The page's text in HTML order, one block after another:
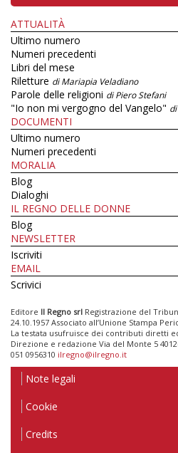
ATTUALITÀ
Ultimo numero
Numeri precedenti
Libri del mese
Riletture di Mariapia Veladiano
Parole delle religioni di Piero Stefani
"Io non mi vergogno del Vangelo"
DOCUMENTI
Ultimo numero
Numeri precedenti
MORALIA
Blog
Dialoghi
IL REGNO DELLE DONNE
Blog
NEWSLETTER
Iscriviti
EMAIL
Scrivici
Editore Il Regno srl Registrazione del
24.10.1957 Associato all’Unione Stampa
La testata usufruisce dei contributi diretti
Direzione e redazione Via del Monte 5
051 0956310 ilregno@ilregno.it
Note legali
Cookie
Credits